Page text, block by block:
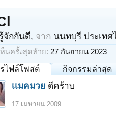
จักกันดี, จาก นนทบุรี ประเทศ
ห็นครั้งสุดท้าย: 27 กันยายน 2023
ไฟล์โพสต์ กิจกรรมล่าสุด
เเมคมวย ดีคร้าบ
17 เมษายน 2009